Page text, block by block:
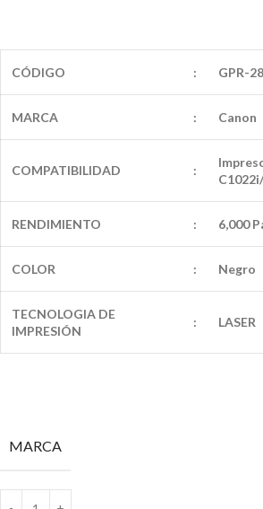
CÓDIGO : GPR-28
MARCA : Canon
COMPATIBILIDAD :
RENDIMIENTO : 6,000
COLOR : Negro
TECNOLOGIA DE
IMPRESIÓN
: LASER
MARCA